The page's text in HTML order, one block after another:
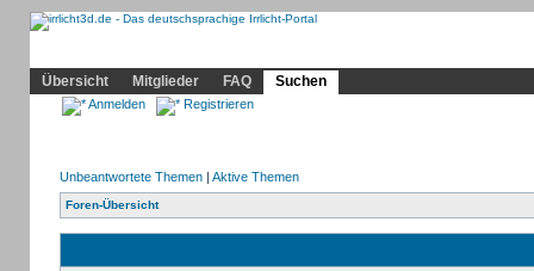
Übersicht
Mitglieder FAQ Suchen
Anmelden Registrieren
Unbeantwortete Themen| Aktive Themen
Foren-Übersicht